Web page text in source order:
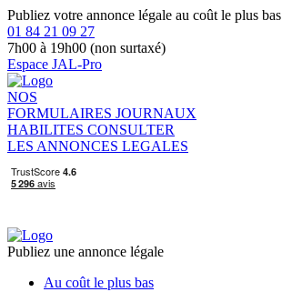
Publiez votre annonce légale au coût le plus bas
01 84 21 09 27
7h00 à 19h00 (non surtaxé)
Espace JAL-Pro
NOS
FORMULAIRES JOURNAUX
HABILITES CONSULTER
LES ANNONCES LEGALES
Publiez une annonce légale
Au coût le plus bas